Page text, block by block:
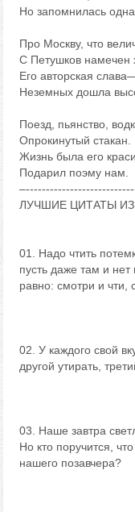
Но запомнилась одна.
Про Москву, что
С Петушков намечен
Его авторская
Неземных дошла
Поезд, пьянство,
Опрокинутый стакан.
Жизнь была его
Подарил поэму нам.
ЛУЧШИЕ ЦИТАТЫ ИЗ
01. Надо чтить
пусть даже там и
равно: смотри и чти,
02. У каждого свой
другой утирать,
03. Наше завтра
Но кто поручится,
нашего позавчера?